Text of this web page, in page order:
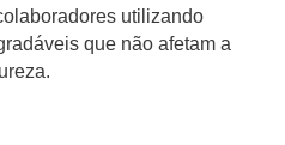
utilizando
que não afetam a